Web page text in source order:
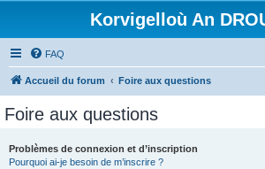
Korvigelloù An
FAQ
Accueil du forum Foire aux questions
Foire aux questions
Problèmes de connexion et d’inscription
Pourquoi ai-je besoin de m’inscrire ?